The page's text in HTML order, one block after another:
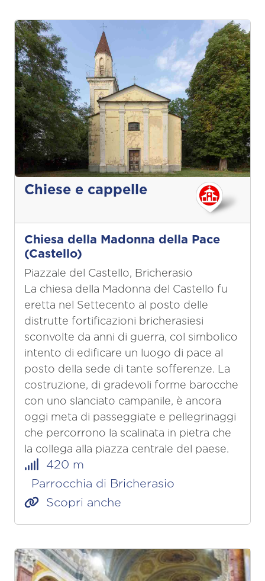
Chiese e cappelle
Chiesa della Madonna della Pace
(Castello)
Piazzale del Castello, Bricherasio
La chiesa della Madonna del Castello fu
eretta nel Settecento al posto delle
distrutte fortificazioni bricherasiesi
sconvolte da anni di guerra, col simbolico
intento di edificare un luogo di pace al
posto della sede di tante sofferenze. La
costruzione, di gradevoli forme barocche
con uno slanciato campanile, è ancora
oggi meta di passeggiate e pellegrinaggi
che percorrono la scalinata in pietra che
la collega alla piazza centrale del paese.
420 m
Parrocchia di Bricherasio
Scopri anche